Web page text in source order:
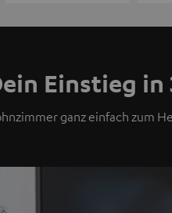
Einstieg in
ganz einfach zum